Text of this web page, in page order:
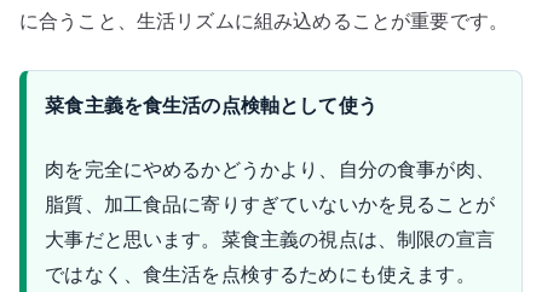
に合うこと、生活リズムに組み込めることが重要です。
菜食主義を食生活の点検軸として使う
肉を完全にやめるかどうかより、自分の食事が肉、
脂質、加工食品に寄りすぎていないかを見ることが
大事だと思います。菜食主義の視点は、制限の宣言
ではなく、食生活を点検するためにも使えます。